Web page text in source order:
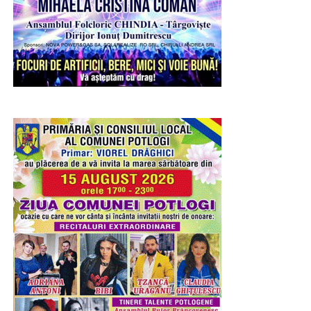
de mediul înconjurător prin reutilizarea creativă a
materialelor.
RECLAMA
Joi, copiii au pătruns în universul artei prin atelierul „Ghid
de lectură a unei opere de artă – Sculptura”. După o
scurtă prezentare a tehnicilor utilizate în sculptură și a
elementelor care definesc această formă de expresie
artistică, participanții au realizat, sub îndrumarea
specialiștilor muzeului, motive decorative prin cioplirea
materialului cu dăltițe, experimentând într-un mod sigur și
adaptat vârstei lor procesul artistic.